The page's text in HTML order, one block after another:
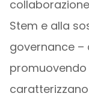
Stem e alla
governance –